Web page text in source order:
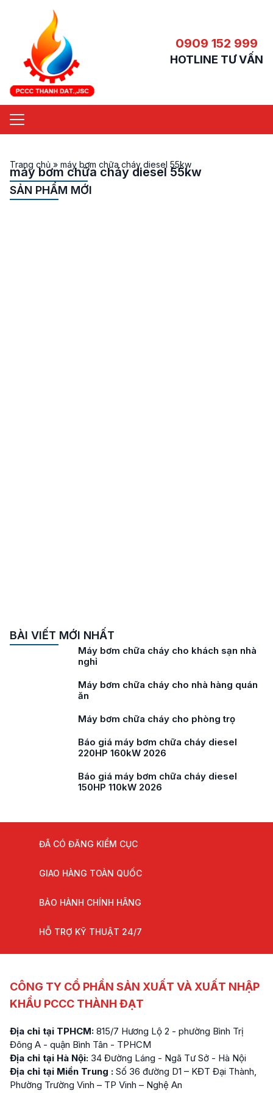
0909 152 999
HOTLINE TƯ VẤN
Trang chủ » máy bơm chữa cháy diesel 55kw
máy bơm chữa cháy diesel 55kw
SẢN PHẨM MỚI
BÀI VIẾT MỚI NHẤT
Máy bơm chữa cháy cho khách sạn nhà
nghỉ
Máy bơm chữa cháy cho nhà hàng quán
ăn
Máy bơm chữa cháy cho phòng trọ
Báo giá máy bơm chữa cháy diesel
220HP 160kW 2026
Báo giá máy bơm chữa cháy diesel
150HP 110kW 2026
ĐÃ CÓ ĐĂNG KIỂM CỤC
GIAO HÀNG TOÀN QUỐC
BẢO HÀNH CHÍNH HÃNG
HỖ TRỢ KỸ THUẬT 24/7
CÔNG TY CỔ PHẦN SẢN XUẤT VÀ XUẤT NHẬP
KHẨU PCCC THÀNH ĐẠT
Địa chỉ tại TPHCM: 815/7 Hương Lộ 2 - phường Bình Trị
Đông A - quận Bình Tân - TPHCM
Địa chỉ tại Hà Nội: 34 Đường Láng - Ngã Tư Sở - Hà Nội
Địa chỉ tại Miền Trung : Số 36 đường D1 – KĐT Đại Thành,
Phường Trường Vinh – TP Vinh – Nghệ An